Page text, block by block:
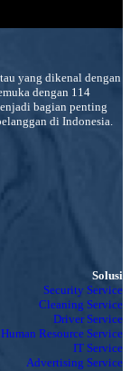
yang dikenal dengan
dengan 114
bagian penting
di Indonesia.
Solusi
Security Service
Cleaning Service
Driver Service
Human Resource Service
IT Service
Advertising Service